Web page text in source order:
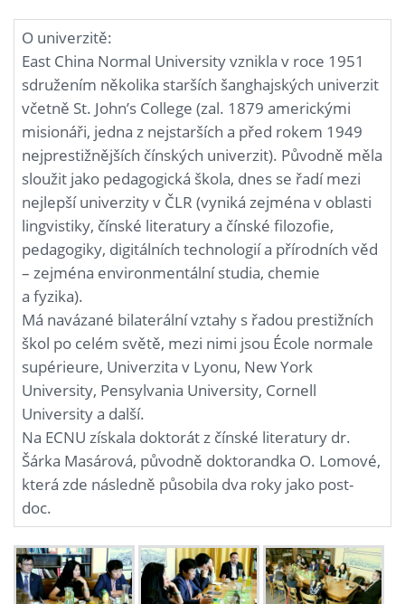
O univerzitě:
East China Normal University vznikla v roce 1951
sdružením několika starších šanghajských univerzit
včetně St. John’s College (zal. 1879 americkými
misionáři, jedna z nejstarších a před rokem 1949
nejprestižnějších čínských univerzit). Původně měla
sloužit jako pedagogická škola, dnes se řadí mezi
nejlepší univerzity v ČLR (vyniká zejména v oblasti
lingvistiky, čínské literatury a čínské filozofie,
pedagogiky, digitálních technologií a přírodních věd
– zejména environmentální studia, chemie
a fyzika).
Má navázané bilaterální vztahy s řadou prestižních
škol po celém světě, mezi nimi jsou École normale
supérieure, Univerzita v Lyonu, New York
University, Pensylvania University, Cornell
University a další.
Na ECNU získala doktorát z čínské literatury dr.
Šárka Masárová, původně doktorandka O. Lomové,
která zde následně působila dva roky jako post-
doc.